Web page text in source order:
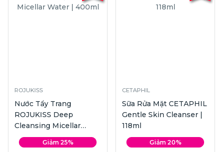
ROJUKISS
Nước Tẩy Trang
ROJUKISS Deep
Cleansing Micellar
Water | 400ml
Giảm 25%
CETAPHIL
Sữa Rửa Mặt CETAPHIL
Gentle Skin Cleanser |
118ml
Giảm 20%